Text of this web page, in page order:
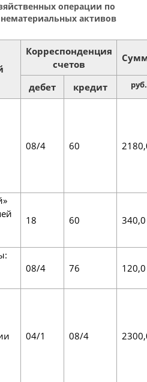
операции по
активов
Корреспонденция
счетов
дебет кредит руб.
08/4 60
18 60 340,0
08/4 76 120,0
04/1 08/4